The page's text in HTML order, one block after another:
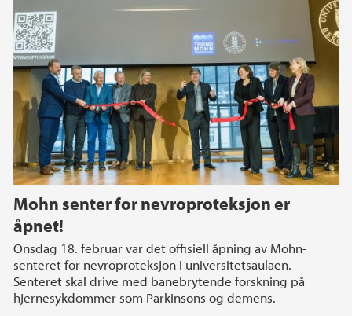
Mohn senter for nevroproteksjon er
åpnet!
Onsdag 18. februar var det offisiell åpning av Mohn-
senteret for nevroproteksjon i universitetsaulaen.
Senteret skal drive med banebrytende forskning på
hjernesykdommer som Parkinsons og demens.